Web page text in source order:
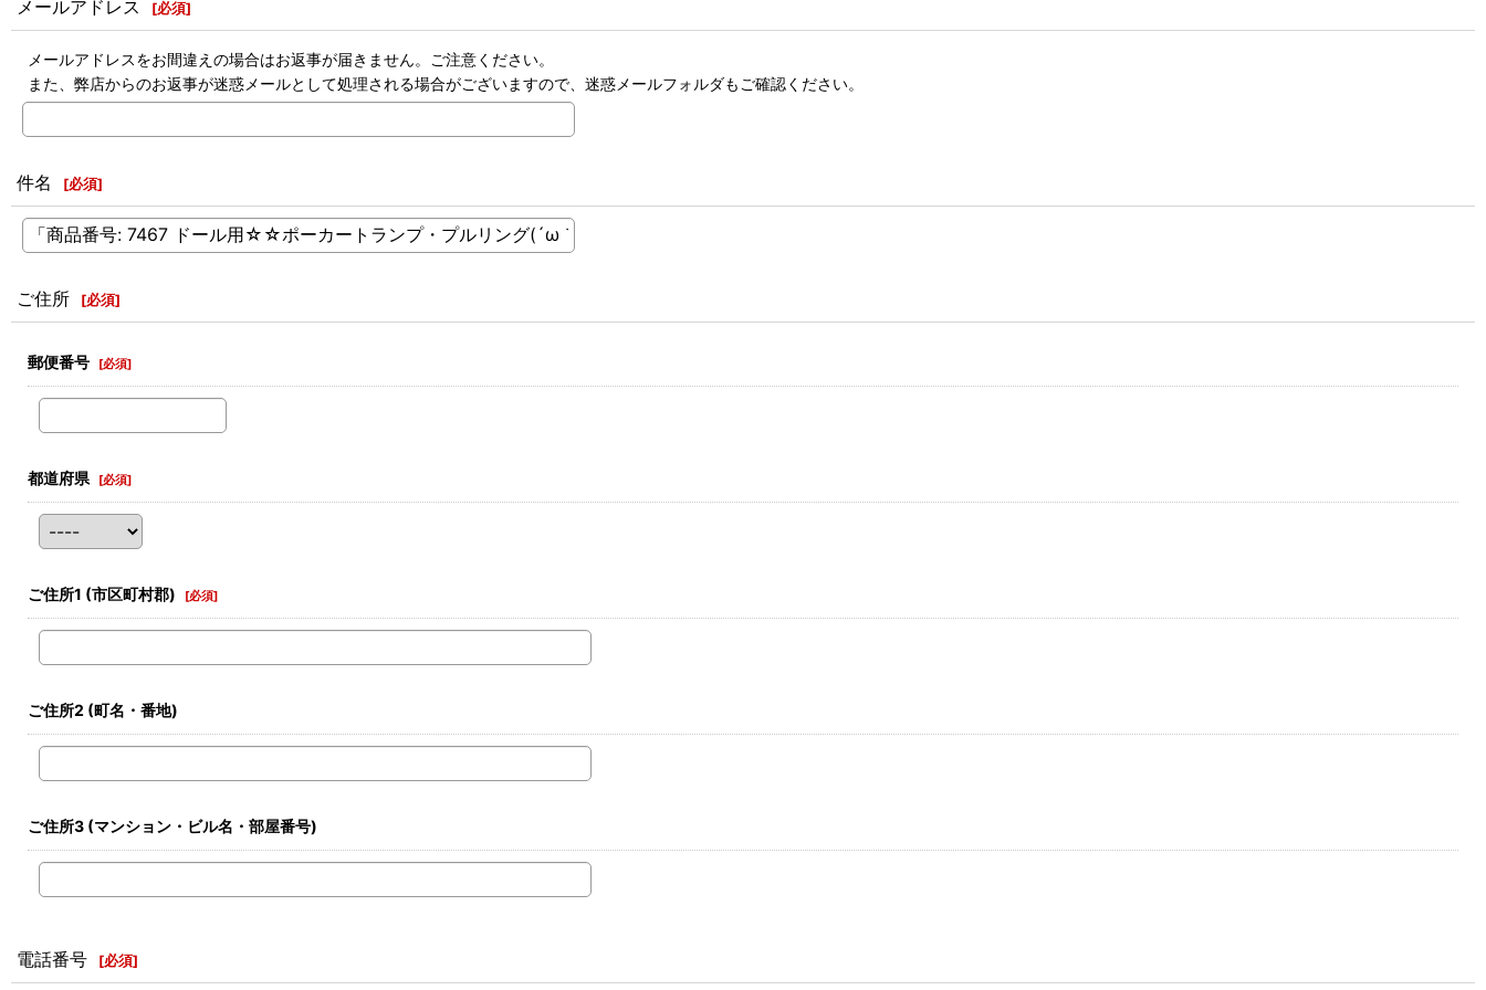
メールアドレス [必須]
メールアドレスをお間違えの場合はお返事が届きません。ご注意ください。
また、弊店からのお返事が迷惑メールとして処理される場合がございますので、迷惑メールフォルダもご確認ください。
件名 [必須]
ご住所 [必須]
郵便番号 [必須]
都道府県 [必須]
ご住所1 (市区町村郡) [必須]
ご住所2 (町名・番地)
ご住所3 (マンション・ビル名・部屋番号)
電話番号 [必須]